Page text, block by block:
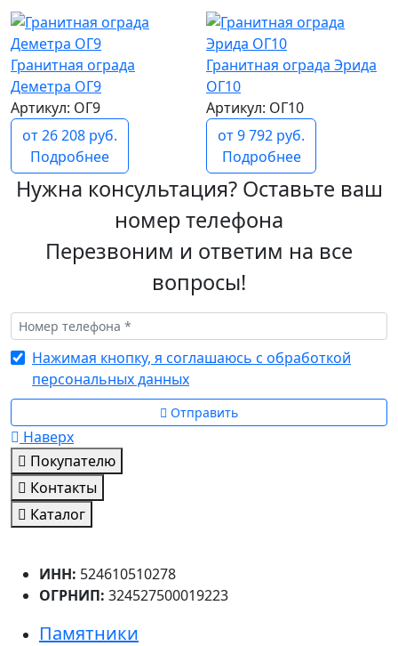
Гранитная ограда
Деметра ОГ9
Артикул: ОГ9
от 26 208 руб.
Подробнее
Гранитная ограда Эрида
ОГ10
Артикул: ОГ10
от 9 792 руб.
Подробнее
Нужна консультация? Оставьте ваш
номер телефона
Перезвоним и ответим на все
вопросы!
Нажимая кнопку, я соглашаюсь с обработкой
персональных данных
Отправить
Наверх
Покупателю
Контакты
Каталог
ИНН: 524610510278
ОГРНИП: 324527500019223
Памятники